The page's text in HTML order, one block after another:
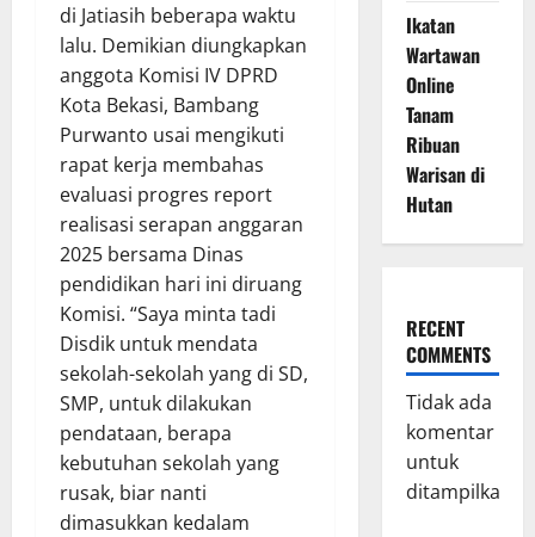
di Jatiasih beberapa waktu
lalu. Demikian diungkapkan
anggota Komisi IV DPRD
Kota Bekasi, Bambang
Purwanto usai mengikuti
rapat kerja membahas
evaluasi progres report
realisasi serapan anggaran
2025 bersama Dinas
pendidikan hari ini diruang
Komisi. “Saya minta tadi
Disdik untuk mendata
sekolah-sekolah yang di SD,
SMP, untuk dilakukan
pendataan, berapa
kebutuhan sekolah yang
rusak, biar nanti
dimasukkan kedalam
Ikatan
Wartawan
Online
Tanam
Ribuan
Warisan di
Hutan
RECENT
COMMENTS
Tidak ada
komentar
untuk
ditampilkan.